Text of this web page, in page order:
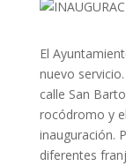
El
nuevo
calle San
rocódromo y
inauguración.
diferentes